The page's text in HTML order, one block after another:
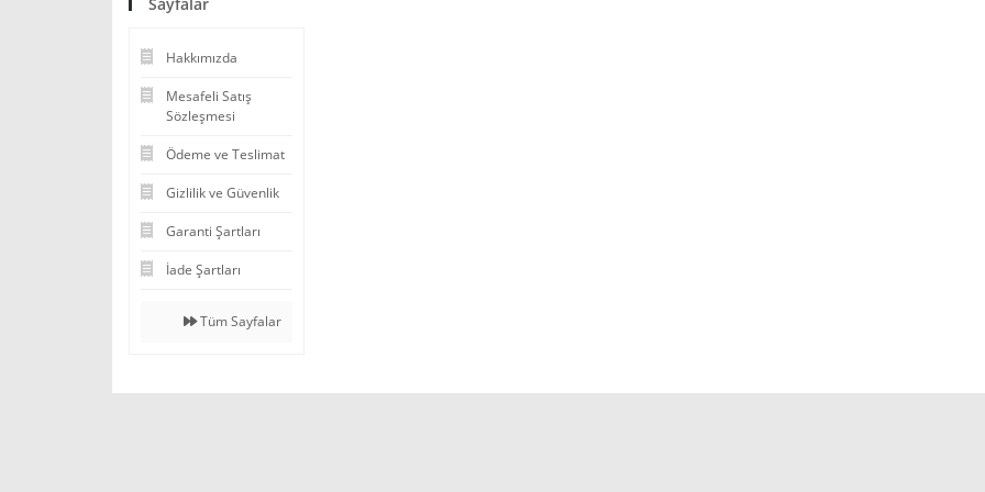
Sayfalar
Hakkımızda
Mesafeli Satış
Sözleşmesi
Ödeme ve Teslimat
Gizlilik ve Güvenlik
Garanti Şartları
İade Şartları
Tüm Sayfalar